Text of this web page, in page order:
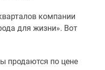
компании
для жизни». Вот
продаются по цене